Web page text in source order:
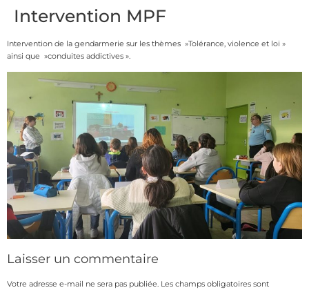
Intervention MPF
Intervention de la gendarmerie sur les thèmes »Tolérance, violence et loi »
ainsi que »conduites addictives ».
Laisser un commentaire
Votre adresse e-mail ne sera pas publiée. Les champs obligatoires sont